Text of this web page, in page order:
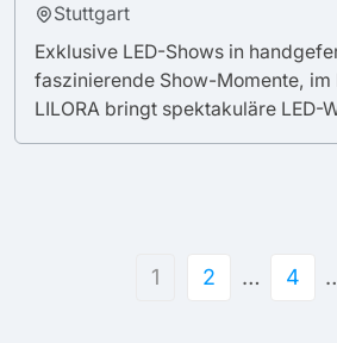
Stuttgart
Exklusive LED-Shows in
faszinierende Show-Momente, im
LILORA bringt spektakuläre LED-
1 2 … 4